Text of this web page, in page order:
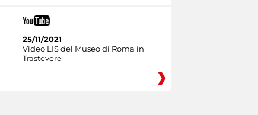
25/11/2021
Video LIS del Museo di Roma in
Trastevere